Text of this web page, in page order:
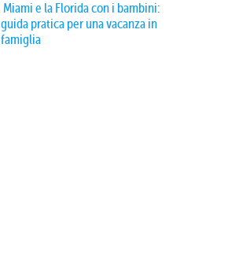
Miami e la Florida con i bambini:
guida pratica per una vacanza in
famiglia